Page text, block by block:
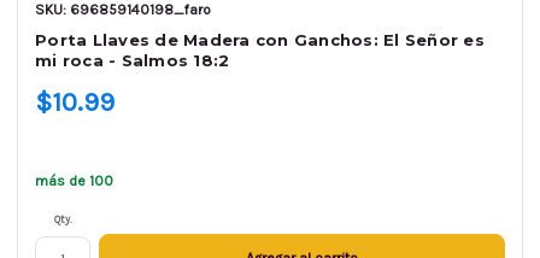
SKU: 696859140198_faro
Porta Llaves de Madera con Ganchos: El Señor es
mi roca - Salmos 18:2
$10.99
más de 100
Qty.